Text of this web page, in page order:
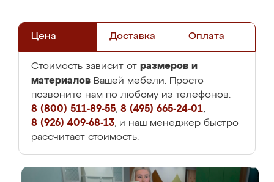
Цена Доставка Оплата
Стоимость зависит от размеров и
материалов Вашей мебели. Просто
позвоните нам по любому из телефонов:
8 (800) 511-89-55, 8 (495) 665-24-01,
8 (926) 409-68-13, и наш менеджер быстро
рассчитает стоимость.